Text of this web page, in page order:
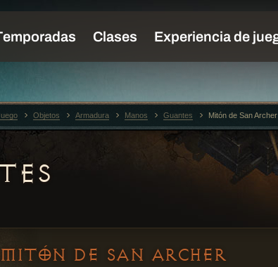
MITÓN DE SAN ARCHER
Objetos Armadura Manos Guantes Mitón de San Archer